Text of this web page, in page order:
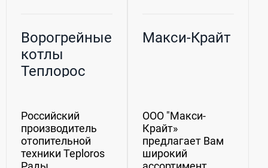
Ворогрейные
котлы
Теплорос
Российский
производитель
отопительной
техники Teploros
Макси-Крайт
ООО "Макси-
Крайт»
предлагает Вам
широкий